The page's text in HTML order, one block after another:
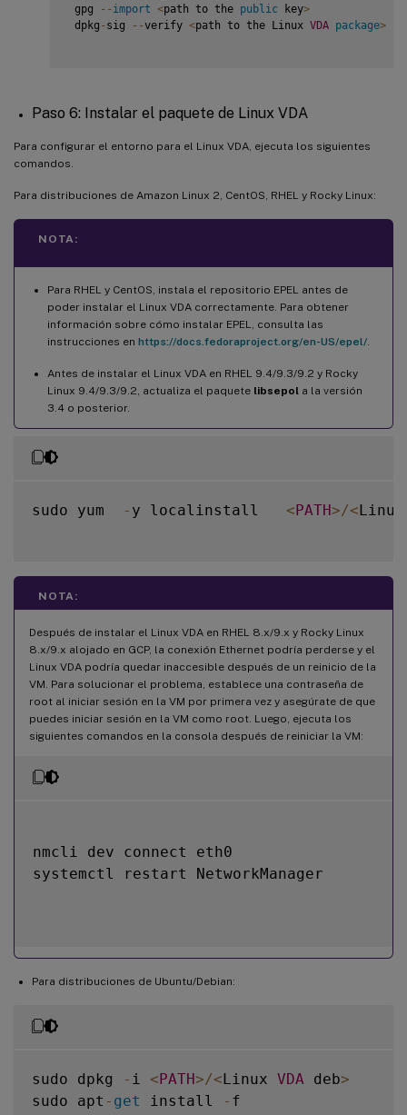
gpg
-- import <path to the public key>
dpkg - sig --verify <path to the Linux VDA package>
Paso 6: Instalar el paquete de Linux VDA
Para configurar el entorno para el Linux VDA, ejecuta los siguientes
comandos.
Para distribuciones de Amazon Linux 2, CentOS, RHEL y Rocky Linux:
NOTA:
Para RHEL y CentOS, instala el repositorio EPEL antes de
poder instalar el Linux VDA correctamente. Para obtener
información sobre cómo instalar EPEL, consulta las
instrucciones en https://docs.fedoraproject.org/en-US/epel/
Antes de instalar el Linux VDA en RHEL 9.4/9.3/9.2 y Rocky
Linux 9.4/9.3/9.2, actualiza el paquete libsepol a la versión
3.4 o posterior.
sudo yum - y localinstall <PATH>/<
NOTA:
Después de instalar el Linux VDA en RHEL 8.x/9.x y Rocky Linux
8.x/9.x alojado en GCP, la conexión Ethernet podría perderse y el
Linux VDA podría quedar inaccesible después de un reinicio de la
VM. Para solucionar el problema, establece una contraseña de
root al iniciar sesión en la VM por primera vez y asegúrate de que
puedes iniciar sesión en la VM como root. Luego, ejecuta los
siguientes comandos en la consola después de reiniciar la VM:
nmcli dev connect eth0
systemctl restart NetworkManager
Para distribuciones de Ubuntu/Debian:
sudo dpkg - i <PATH>/<Linux VDA deb>
sudo apt - get install - f